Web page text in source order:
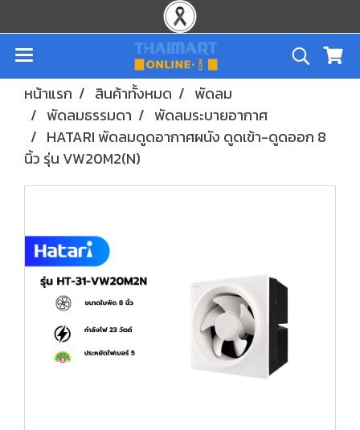
หน้าแรก สินค้าทั้งหมด
พัดลม
พัดลมธรรมดา
พัดลมระบายอากาศ
HATARI พัดลมดูดอากาศผนัง ดูดเข้า-ดูดออก 8
นิ้ว รุ่น VW20M2(N)